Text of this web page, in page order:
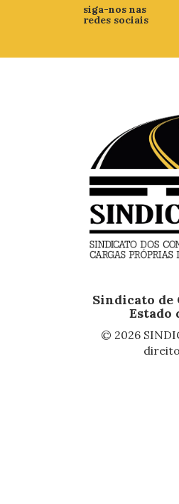
siga-nos nas
redes sociais
Sindicato de
Estado
© 2026